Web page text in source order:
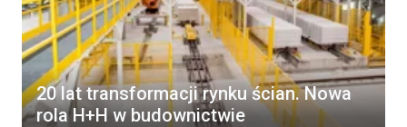
20 lat transformacji rynku ścian. Nowa
rola H+H w budownictwie